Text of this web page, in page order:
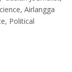
Airlangga
Political